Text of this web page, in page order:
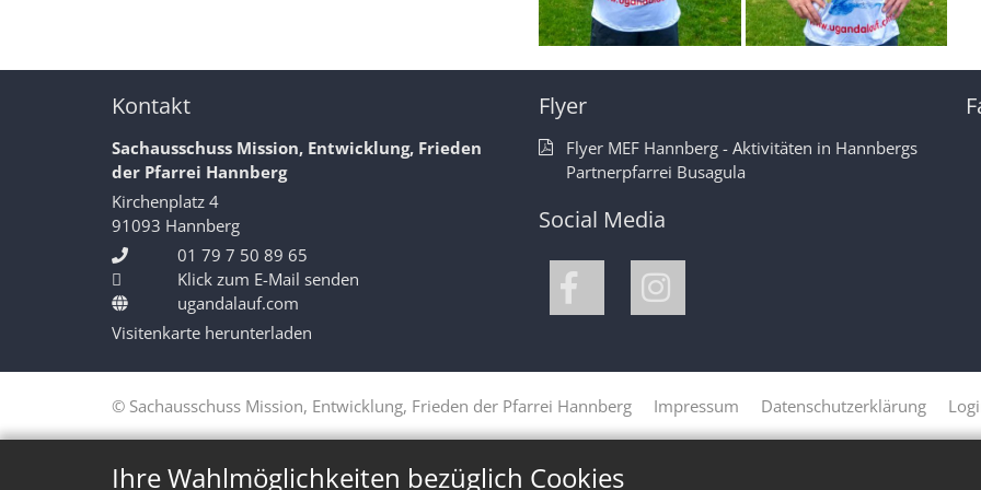
Ihre Wahlmöglichkeiten bezüglich Cookies
Kontakt
Sachausschuss Mission, Entwicklung, Frieden
der Pfarrei Hannberg
Kirchenplatz 4
91093 Hannberg
01 79 7 50 89 65
Klick zum E-Mail senden
ugandalauf.com
Visitenkarte herunterladen
Flyer
Flyer MEF Hannberg - Aktivitäten in Hannbergs
Partnerpfarrei Busagula
Social Media
© Sachausschuss Mission, Entwicklung, Frieden der Pfarrei Hannberg Impressum Datenschutzerklärung